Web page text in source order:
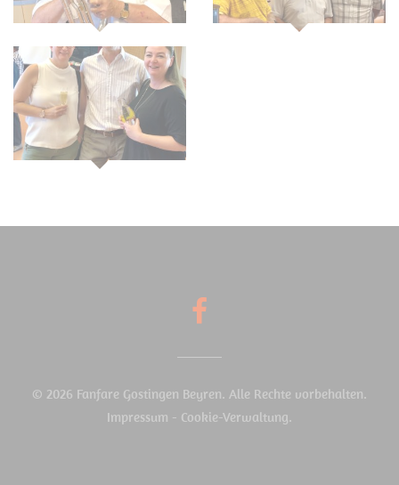
© 2026 Fanfare Gostingen Beyren. Alle Rechte vorbehalten.
Impressum - Cookie-Verwaltung.